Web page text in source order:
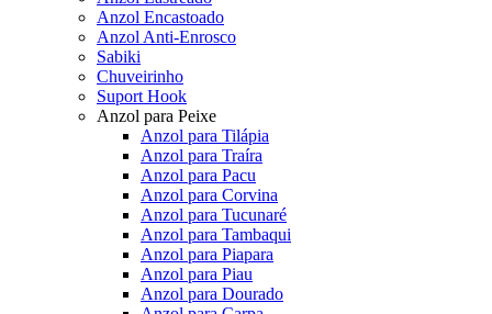
Anzol Encastoado
Anzol Anti-Enrosco
Sabiki
Chuveirinho
Suport Hook
Anzol para Peixe
Anzol para Tilápia
Anzol para Traíra
Anzol para Pacu
Anzol para Corvina
Anzol para Tucunaré
Anzol para Tambaqui
Anzol para Piapara
Anzol para Piau
Anzol para Dourado